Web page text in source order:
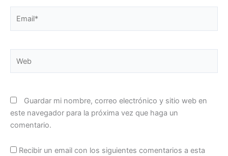
Guardar mi nombre, correo electrónico y sitio web en
este navegador para la próxima vez que haga un
comentario.
Recibir un email con los siguientes comentarios a esta